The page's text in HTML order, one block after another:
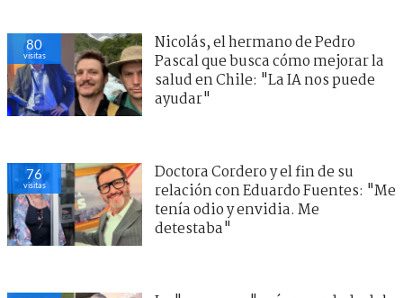
80
visitas
Nicolás, el hermano de Pedro
Pascal que busca cómo mejorar la
salud en Chile: "La IA nos puede
ayudar"
76
visitas
Doctora Cordero y el fin de su
relación con Eduardo Fuentes: "Me
tenía odio y envidia. Me
detestaba"